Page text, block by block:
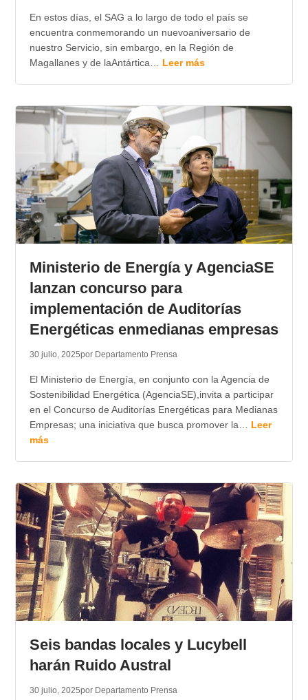
En estos días, el SAG a lo largo de todo el país se
encuentra conmemorando un nuevoaniversario de
nuestro Servicio, sin embargo, en la Región de
Magallanes y de laAntártica… Leer más
Ministerio de Energía y AgenciaSE
lanzan concurso para
implementación de Auditorías
Energéticas enmedianas empresas
30 julio, 2025por Departamento Prensa
El Ministerio de Energía, en conjunto con la Agencia de
Sostenibilidad Energética (AgenciaSE),invita a participar
en el Concurso de Auditorías Energéticas para Medianas
Empresas; una iniciativa que busca promover la… Leer
más
Seis bandas locales y Lucybell
harán Ruido Austral
30 julio, 2025por Departamento Prensa